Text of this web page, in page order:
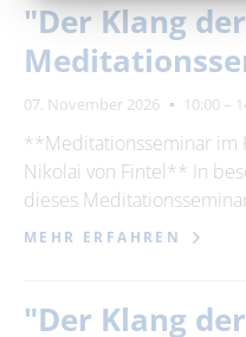
"Der Klang
07. November 2026 10:00 –
**Meditationsseminar im
Nikolai von Fintel** In
dieses
MEHR ERFAHREN
"Der Klang